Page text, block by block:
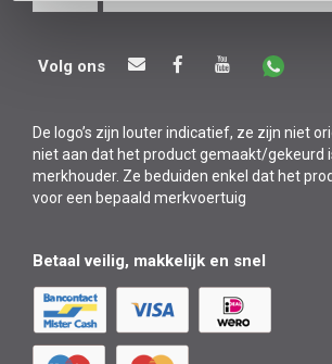
Volg ons
De logo’s zijn louter indicatief, ze zijn niet
niet aan dat het product gemaakt/gekeurd
merkhouder. Ze beduiden enkel dat het
voor een bepaald merkvoertuig
Betaal veilig, makkelijk en snel